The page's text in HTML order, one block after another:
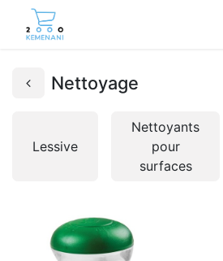
Nettoyage
Lessive
Nettoyants
pour
surfaces